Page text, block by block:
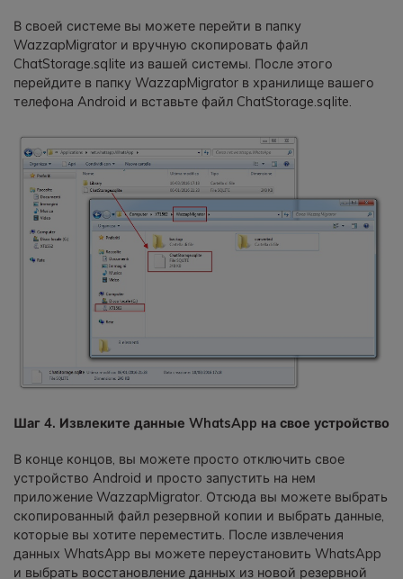
В своей системе вы можете перейти в папку
WazzapMigrator и вручную скопировать файл
ChatStorage.sqlite из вашей системы. После этого
перейдите в папку WazzapMigrator в хранилище вашего
телефона Android и вставьте файл ChatStorage.sqlite.
Шаг 4. Извлеките данные WhatsApp на свое устройство
В конце концов, вы можете просто отключить свое
устройство Android и просто запустить на нем
приложение WazzapMigrator. Отсюда вы можете выбрать
скопированный файл резервной копии и выбрать данные,
которые вы хотите переместить. После извлечения
данных WhatsApp вы можете переустановить WhatsApp
и выбрать восстановление данных из новой резервной